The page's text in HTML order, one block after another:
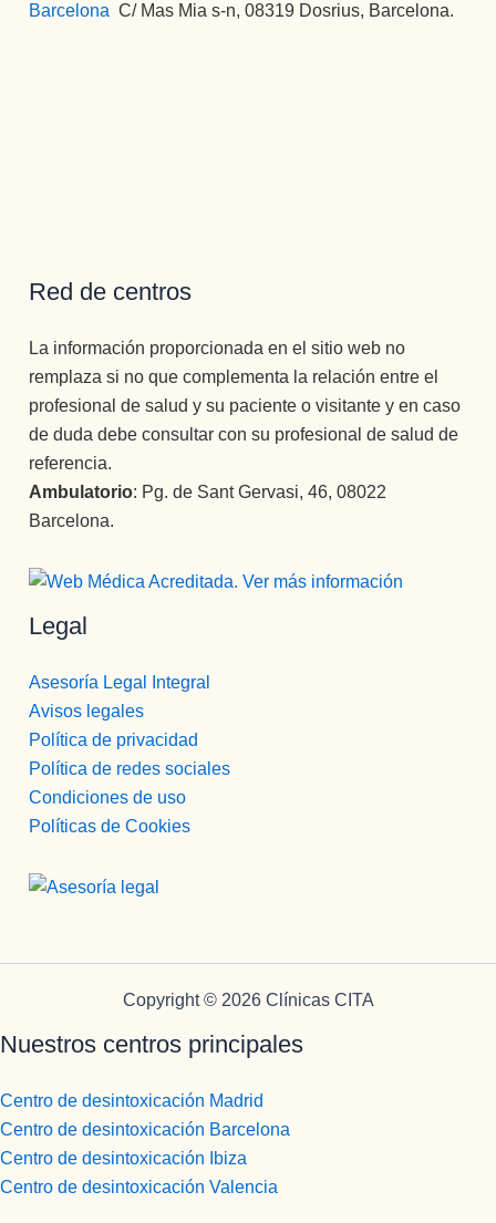
Barcelona :C/ Mas Mia s-n, 08319 Dosrius, Barcelona.
Red de centros
La información proporcionada en el sitio web no
remplaza si no que complementa la relación entre el
profesional de salud y su paciente o visitante y en caso
de duda debe consultar con su profesional de salud de
referencia.
Ambulatorio: Pg. de Sant Gervasi, 46, 08022
Barcelona.
Legal
Asesoría Legal Integral
Avisos legales
Política de privacidad
Política de redes sociales
Condiciones de uso
Políticas de Cookies
Copyright © 2026 Clínicas CITA
Nuestros centros principales
Centro de desintoxicación Madrid
Centro de desintoxicación Barcelona
Centro de desintoxicación Ibiza
Centro de desintoxicación Valencia